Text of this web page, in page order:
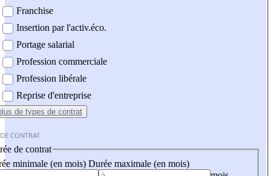
Franchise
Insertion par l'activ.éco.
Portage salarial
Profession commerciale
Profession libérale
Reprise d'entreprise
de types de contrat
CONTRAT
de contrat
minimale (en mois) Durée maximale (en mois)